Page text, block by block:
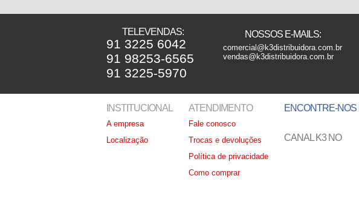
TELEVENDAS:
91 3225 6042
91 98253-6565
91 3225-5970
NOSSOS E-MAILS:
comercial@k3distribuidora.com.br
vendas@k3distribuidora.com.br
INSTITUCIONAL
A empresa
Localização
ATENDIMENTO
Fale conosco
Trocas e devoluções
Política de privacidade
Como comprar
ENCONTRE-NOS
CANAL K3 NO